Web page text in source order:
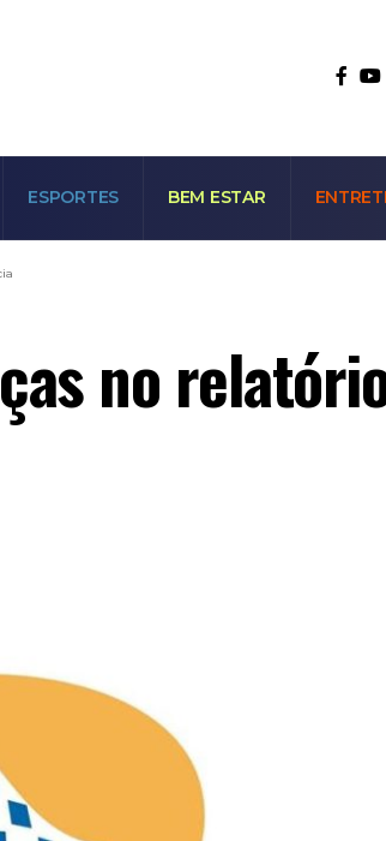
ESPORTES BEM ESTAR
no